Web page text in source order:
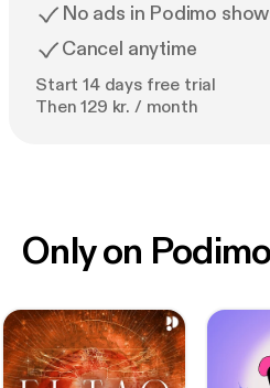
No ads in Podimo
Cancel anytime
Start 14 days free trial
Then 129 kr. / month
Only on Podimo